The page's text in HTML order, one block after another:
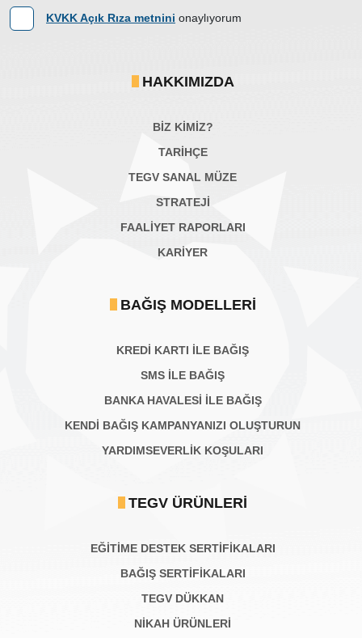
KVKK Açık Rıza metnini onaylıyorum
HAKKIMIZDA
BİZ KİMİZ?
TARİHÇE
TEGV SANAL MÜZE
STRATEJİ
FAALİYET RAPORLARI
KARIYER
BAĞIŞ MODELLERI
KREDİ KARTI İLE BAĞIŞ
SMS İLE BAĞIŞ
BANKA HAVALESİ İLE BAĞIŞ
KENDİ BAĞIŞ KAMPANYANIZI OLUŞTURUN
YARDIMSEVERLİK KOŞULARI
TEGV ÜRÜNLERI
EĞİTİME DESTEK SERTİFİKALARI
BAĞIŞ SERTIFIKALARI
TEGV DÜKKAN
NİKAH ÜRÜNLERİ